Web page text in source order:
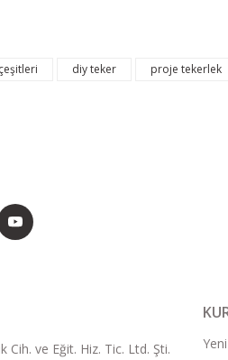
diy teker proje tekerlek
ve Eğit. Hiz. Tic. Ltd. Şti.